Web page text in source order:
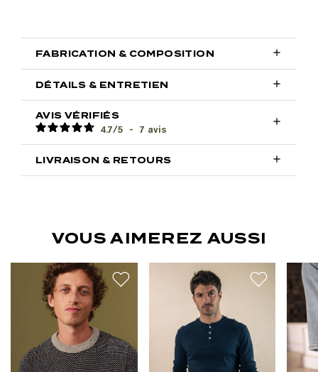
FABRICATION & COMPOSITION 
DÉTAILS & ENTRETIEN 
AVIS VÉRIFIÉS
4.7/5 - 7 avis

LIVRAISON & RETOURS 
VOUS AIMEREZ AUSSI